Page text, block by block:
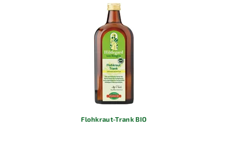
Flohkraut-Trank BIO